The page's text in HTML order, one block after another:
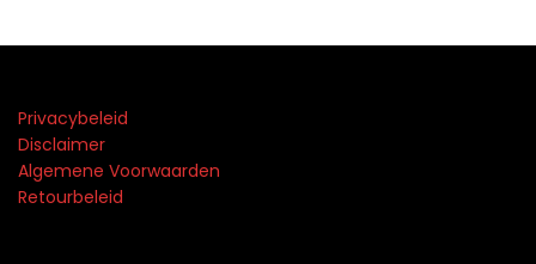
Privacybeleid
Disclaimer
Algemene Voorwaarden
Retourbeleid